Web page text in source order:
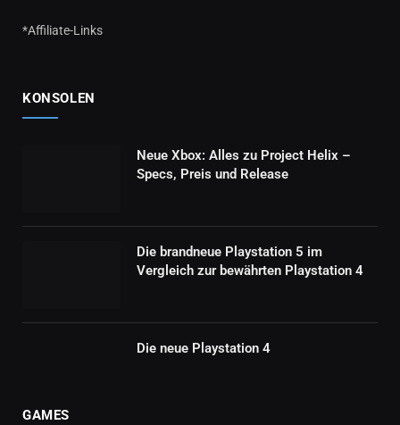
*Affiliate-Links
KONSOLEN
Neue Xbox: Alles zu Project Helix –
Specs, Preis und Release
Die brandneue Playstation 5 im
Vergleich zur bewährten Playstation 4
Die neue Playstation 4
GAMES